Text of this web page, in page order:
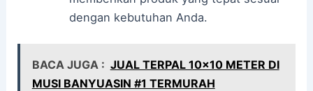
dengan kebutuhan Anda.
BACA JUGA : JUAL TERPAL 10x10 METER DI
MUSI BANYUASIN #1 TERMURAH